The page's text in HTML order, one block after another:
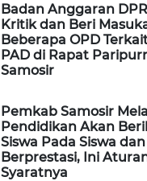
Badan Anggaran
Kritik dan Beri
Beberapa OPD
PAD di Rapat
Samosir
Pemkab Samosir
Pendidikan Akan
Siswa Pada Siswa
Berprestasi, Ini
Syaratnya